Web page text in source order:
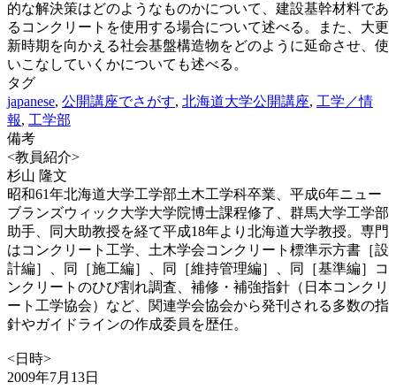
的な解決策はどのようなものかについて、建設基幹材料であ
るコンクリートを使用する場合について述べる。また、大更
新時期を向かえる社会基盤構造物をどのように延命させ、使
いこなしていくかについても述べる。
タグ
japanese, 公開講座でさがす, 北海道大学公開講座, 工学／情
報, 工学部
備考
<教員紹介>
杉山 隆文
昭和61年北海道大学工学部土木工学科卒業、平成6年ニュー
ブランズウィック大学大学院博士課程修了、群馬大学工学部
助手、同大助教授を経て平成18年より北海道大学教授。専門
はコンクリート工学、土木学会コンクリート標準示方書［設
計編］、同［施工編］、同［維持管理編］、同［基準編］コ
ンクリートのひび割れ調査、補修・補強指針（日本コンクリ
ート工学協会）など、関連学会協会から発刊される多数の指
針やガイドラインの作成委員を歴任。
<日時>
2009年7月13日